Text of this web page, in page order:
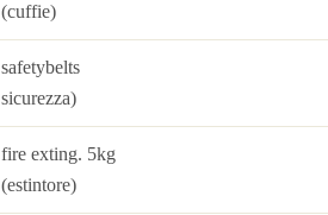
(cuffie)
safetybelts
sicurezza)
fire
(estintore)